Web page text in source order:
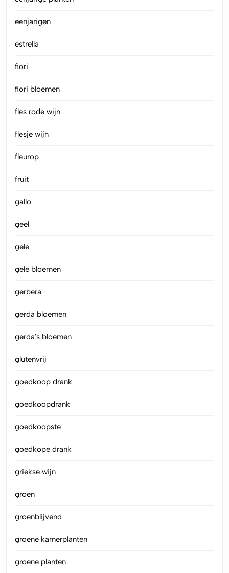
eenjarigen
estrella
fiori
fiori bloemen
fles rode wijn
flesje wijn
fleurop
fruit
gallo
geel
gele
gele bloemen
gerbera
gerda bloemen
gerda's bloemen
glutenvrij
goedkoop drank
goedkoopdrank
goedkoopste
goedkope drank
griekse wijn
groen
groenblijvend
groene kamerplanten
groene planten